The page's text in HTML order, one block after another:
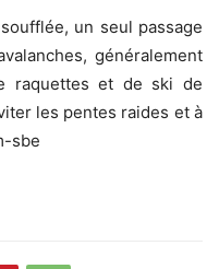
un seul passage
généralement
raquettes et de ski de
les pentes raides et à
sbe